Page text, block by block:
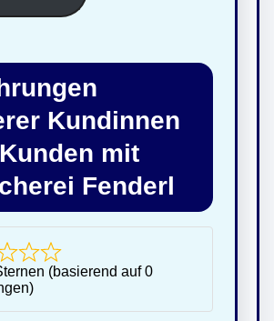
Kundinnen
mit
Fenderl
(basierend auf 0